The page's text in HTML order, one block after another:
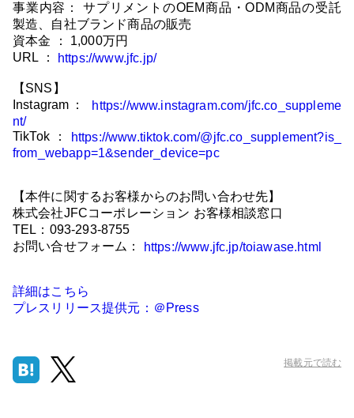
事業内容： サプリメントのOEM商品・ODM商品の受託
製造、自社ブランド商品の販売
資本金 ： 1,000万円
URL ：
https://www.jfc.jp/
【SNS】
Instagram： https://www.instagram.com/jfc.co_suppleme
nt/
TikTok ：
https://www.tiktok.com/@jfc.co_supplement?is_
from_webapp=1&sender_device=pc
【本件に関するお客様からのお問い合わせ先】
株式会社JFCコーポレーション お客様相談窓口
TEL：093-293-8755
お問い合せフォーム：
https://www.jfc.jp/toiawase.html
詳細はこちら
プレスリリース提供元：＠Press
掲載元で読む